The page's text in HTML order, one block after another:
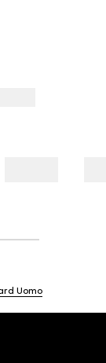
Uomo